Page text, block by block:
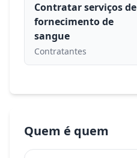
Contratar serviços de
fornecimento de
sangue
Contratantes
Quem é quem